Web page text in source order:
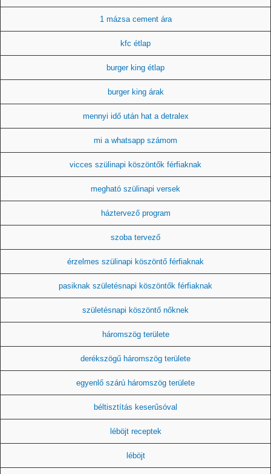
1 mázsa cement ára
kfc étlap
burger king étlap
burger king árak
mennyi idő után hat a detralex
mi a whatsapp számom
vicces szülinapi köszöntők férfiaknak
megható szülinapi versek
háztervező program
szoba tervező
érzelmes szülinapi köszöntő férfiaknak
pasiknak születésnapi köszöntők férfiaknak
születésnapi köszöntő nőknek
háromszög területe
derékszögű háromszög területe
egyenlő szárú háromszög területe
béltisztítás keserűsóval
léböjt receptek
léböjt